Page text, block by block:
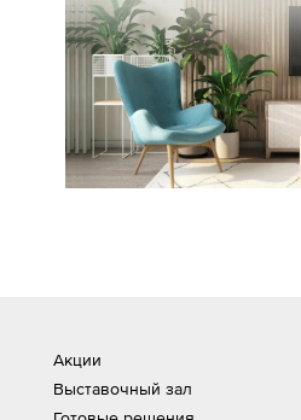
Акции
Выставочный зал